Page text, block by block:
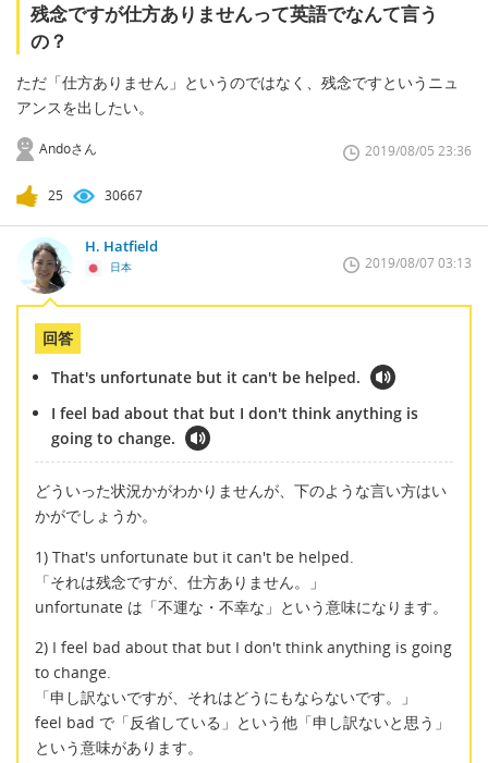
残念ですが仕方ありませんって英語でなんて言う
の？
ただ「仕方ありません」というのではなく、残念ですというニュ
アンスを出したい。
Andoさん 2019/08/05 23:36
25 30667
H. Hatfield
日本 2019/08/07 03:13
回答
That's unfortunate but it can't be helped.
I feel bad about that but I don't think anything is
going to change.
どういった状況かがわかりませんが、下のような言い方はい
かがでしょうか。
1) That's unfortunate but it can't be helped.
「それは残念ですが、仕方ありません。」
unfortunate は「不運な・不幸な」という意味になります。
2) I feel bad about that but I don't think anything is going
to change.
「申し訳ないですが、それはどうにもならないです。」
feel bad で「反省している」という他「申し訳ないと思う」
という意味があります。